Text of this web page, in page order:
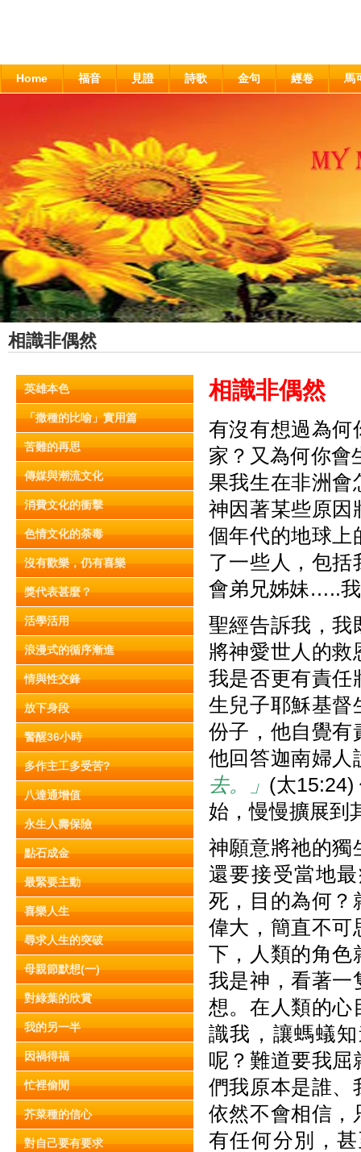
Home 福音 見證 詩歌 金句 經卷 馬
相識非偶然
英雄本色
「撒種的比喻」實用篇
苦難的再思
傳媒與潮流文化
消費文化的衝擊
色情文化的荼毒
沒有歡樂，仍有喜樂
獎代表甚麼？
活學活用
浪漫式的循序漸進
情與性交鋒
放下身段
警醒36小時
多作主工多受苦?
八達通增值
永生人壽保險
點石成金
最緊要主動
喜樂人生
尋求人生的突破
母親節默想(一)
對綠葉的欣賞
我的另一半
因禍得福
忙裡偷閒
芥菜種的信心
對自己要有要求
相識非偶然
有沒有想過為何
家？又為何你會
果我生在非洲會
神因著某些原因
個年代的地球上
了一些人，包
會弟兄姊妹…..
聖經告訴我，我
將神愛世人的救
我是否更有責任
生兒子耶穌基督
份子，他自覺有
他回答迦南婦人
去。」 (太15:24)
始，慢慢擴展到
神願意將祂的獨
還要接受當地
死，目的為何？
偉大，簡直不可
下，人類的角色
我是神，看著一
想。在人類的心
識我，讓螞蟻
呢？難道要我屈
們我原本是誰、
依然不會相信，
有任何分別，